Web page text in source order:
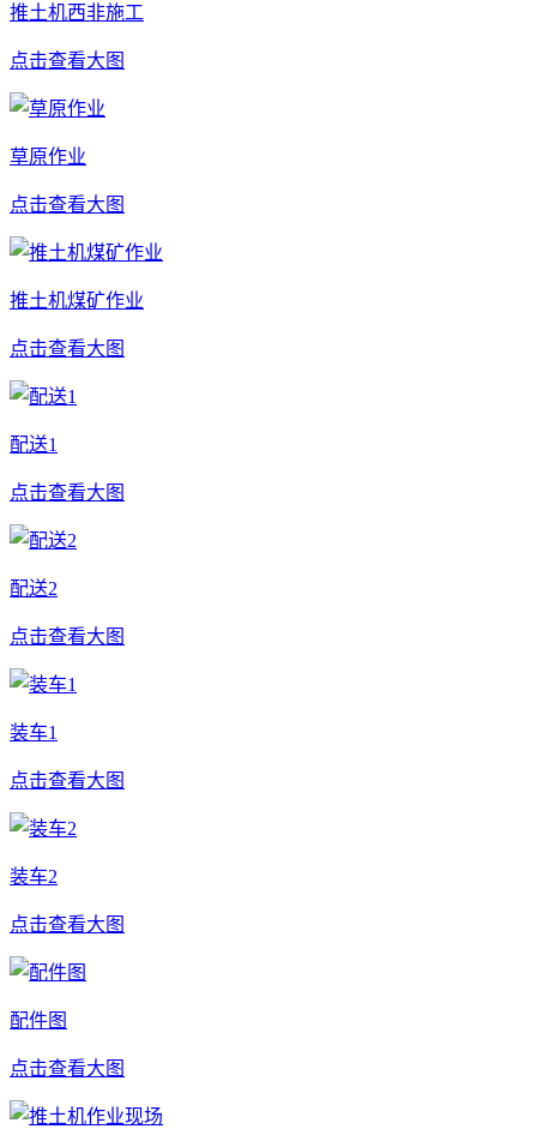
推土机西非施工
点击查看大图
草原作业
点击查看大图
推土机煤矿作业
点击查看大图
配送1
点击查看大图
配送2
点击查看大图
装车1
点击查看大图
装车2
点击查看大图
配件图
点击查看大图